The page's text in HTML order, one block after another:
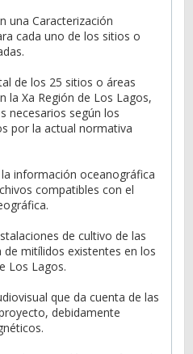
una Caracterización
cada uno de los sitios o
de los 25 sitios o áreas
la Xa Región de Los Lagos,
necesarios según los
por la actual normativa
información oceanográfica
compatibles con el
de cultivo de las
mitílidos existentes en los
Los Lagos.
que da cuenta de las
debidamente